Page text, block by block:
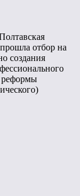
отбор на
создания
реформы